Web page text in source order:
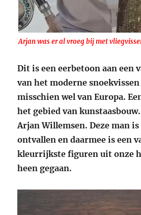
Arjan was er al vroeg bij met
Dit is een eerbetoon aan een
van het moderne
misschien wel van Europa.
het gebied van
Arjan Willemsen. Deze man
ontvallen en daarmee is een
kleurrijkste figuren uit onze
heen gegaan.